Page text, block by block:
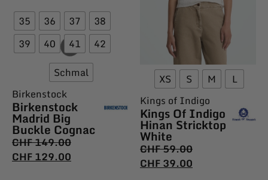
35 36 37
38
39
40 41
42
Schmal
Birkenstock
Birkenstock
Madrid Big
Buckle Cognac
CHF149.00
CHF129.00
XS S M L
Kings of Indigo
Kings Of Indigo
Hinan Stricktop
White
CHF59.00
CHF39.00